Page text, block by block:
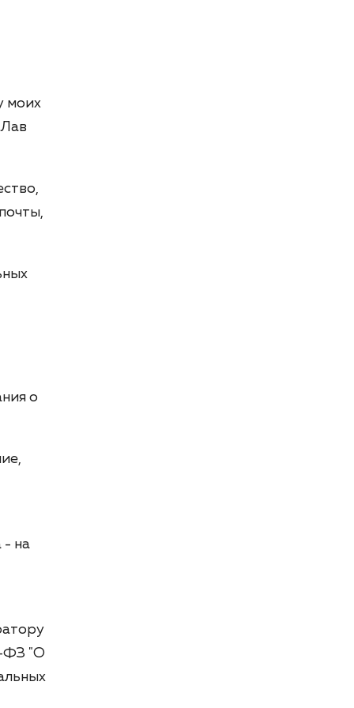
моих
о
- на
ФЗ "О